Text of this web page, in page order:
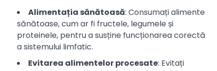
Alimentația sănătoasă: Consumați alimente
sănătoase, cum ar fi fructele, legumele și
proteinele, pentru a susține funcționarea corectă
a sistemului limfatic.
Evitarea alimentelor procesate: Evitați